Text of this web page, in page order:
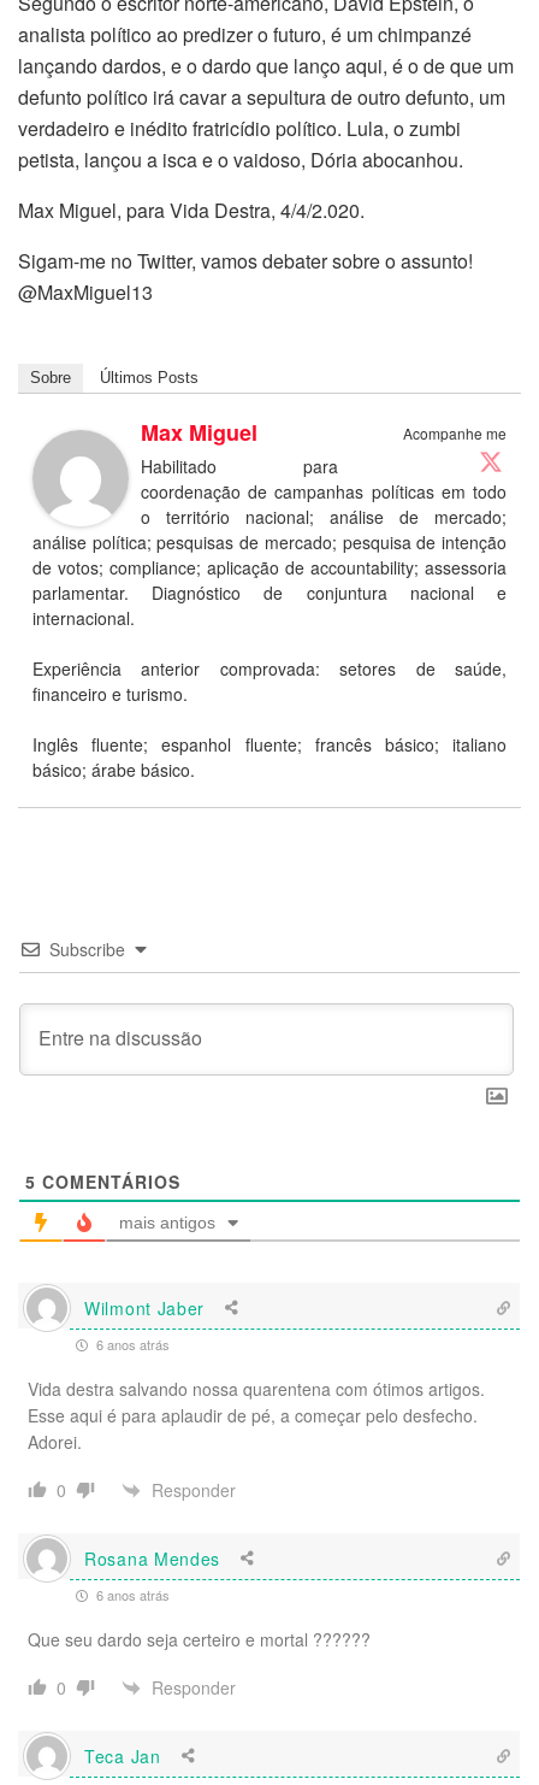
analista político ao predizer o futuro, é um chimpanzé
lançando dardos, e o dardo que lanço aqui, é o de que um
defunto político irá cavar a sepultura de outro defunto, um
verdadeiro e inédito fratricídio político. Lula, o zumbi
petista, lançou a isca e o vaidoso, Dória abocanhou.
Max Miguel, para Vida Destra, 4/4/2.020.
Sigam-me no Twitter, vamos debater sobre o assunto!
@MaxMiguel13
Sobre Últimos Posts
Acompanhe me
Max Miguel
Habilitado para
coordenação de campanhas políticas em todo
o território nacional; análise de mercado;
análise política; pesquisas de mercado; pesquisa de intenção
de votos; compliance; aplicação de accountability; assessoria
parlamentar. Diagnóstico de conjuntura nacional e
internacional.
Experiência anterior comprovada: setores de saúde,
financeiro e turismo.
Inglês fluente; espanhol fluente; francês básico; italiano
básico; árabe básico.
Subscribe
5 COMENTÁRIOS
mais antigos
Wilmont Jaber
6 anos atrás
Vida destra salvando nossa quarentena com ótimos artigos.
Esse aqui é para aplaudir de pé, a começar pelo desfecho.
Adorei.
0
Responder
Rosana Mendes
6 anos atrás
Que seu dardo seja certeiro e mortal ??????
0
Responder
Teca Jan